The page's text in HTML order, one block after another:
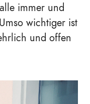
immer und
wichtiger ist
und offen